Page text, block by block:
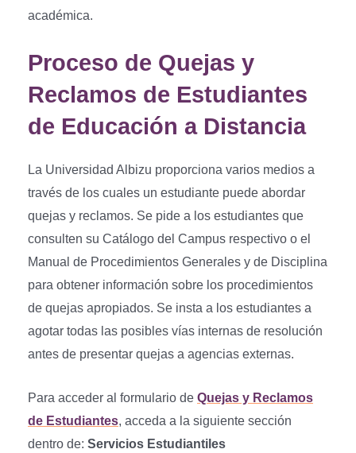
académica.
Proceso de Quejas y
Reclamos de Estudiantes
de Educación a Distancia
La Universidad Albizu proporciona varios medios a
través de los cuales un estudiante puede abordar
quejas y reclamos. Se pide a los estudiantes que
consulten su Catálogo del Campus respectivo o el
Manual de Procedimientos Generales y de Disciplina
para obtener información sobre los procedimientos
de quejas apropiados. Se insta a los estudiantes a
agotar todas las posibles vías internas de resolución
antes de presentar quejas a agencias externas.
Para acceder al formulario de Quejas y Reclamos
de Estudiantes, acceda a la siguiente sección
dentro de: Servicios Estudiantiles